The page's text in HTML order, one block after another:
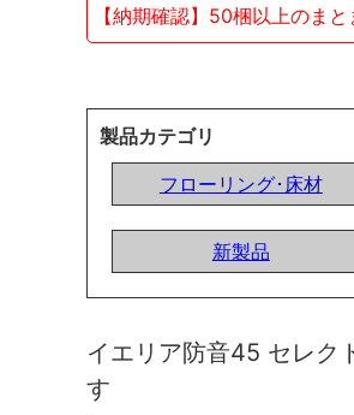
【納期確認】50梱以上のま
製品カテゴリ
フローリング･床材
新製品
イエリア防音45 セレク
す